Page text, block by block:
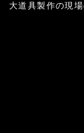
大道具製作の現